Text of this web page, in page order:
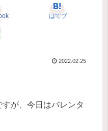
はてブ
2022.02.25
が、今日はバレンタ